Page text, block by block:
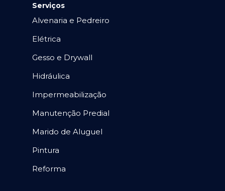
Serviços
Alvenaria e Pedreiro
Elétrica
Gesso e Drywall
Hidráulica
Impermeabilização
Manutenção Predial
Marido de Aluguel
Pintura
Reforma